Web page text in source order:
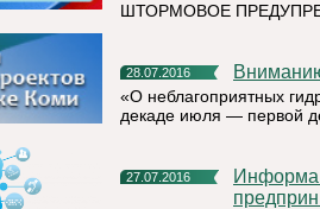
ШТОРМОВОЕ
28.07.2016
«О неблагоприятных
декаде июля — первой
27.07.2016
Информация для субъектов малого и среднего